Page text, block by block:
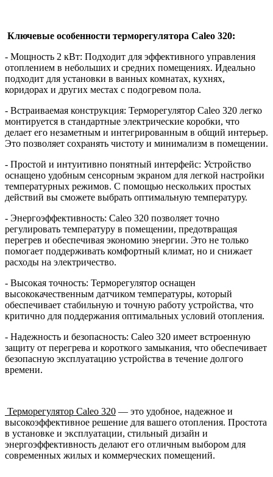
Ключевые особенности терморегулятора Caleo 320:
- Мощность 2 кВт: Подходит для эффективного управления
отоплением в небольших и средних помещениях. Идеально
подходит для установки в ванных комнатах, кухнях,
коридорах и других местах с подогревом пола.
- Встраиваемая конструкция: Терморегулятор Caleo 320 легко
монтируется в стандартные электрические коробки, что
делает его незаметным и интегрированным в общий интерьер.
Это позволяет сохранять чистоту и минимализм в помещении.
- Простой и интуитивно понятный интерфейс: Устройство
оснащено удобным сенсорным экраном для легкой настройки
температурных режимов. С помощью нескольких простых
действий вы сможете выбрать оптимальную температуру.
- Энергоэффективность: Caleo 320 позволяет точно
регулировать температуру в помещении, предотвращая
перегрев и обеспечивая экономию энергии. Это не только
помогает поддерживать комфортный климат, но и снижает
расходы на электричество.
- Высокая точность: Терморегулятор оснащен
высококачественным датчиком температуры, который
обеспечивает стабильную и точную работу устройства, что
критично для поддержания оптимальных условий отопления.
- Надежность и безопасность: Caleo 320 имеет встроенную
защиту от перегрева и короткого замыкания, что обеспечивает
безопасную эксплуатацию устройства в течение долгого
времени.
Терморегулятор Caleo 320 — это удобное, надежное и
высокоэффективное решение для вашего отопления. Простота
в установке и эксплуатации, стильный дизайн и
энергоэффективность делают его отличным выбором для
современных жилых и коммерческих помещений.